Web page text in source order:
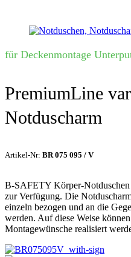
für Deckenmontage
PremiumLine
Notduscharm
Artikel-Nr: BR 075 095 / V
B-SAFETY Körper-Notduschen
zur Verfügung. Die
einzeln bezogen und an die
werden. Auf diese Weise
Montagewünsche realisiert